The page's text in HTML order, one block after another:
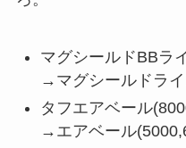
マグシールドBBラ
→マグシールドラ
タフエアベール
→エアベール